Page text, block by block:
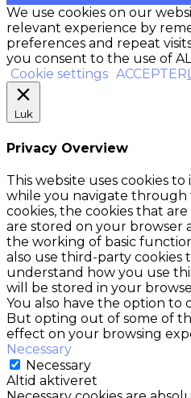
We use cookies on our
relevant experience by
preferences and repeat
you consent to the use of
Cookie settings ACCEPTER
Luk
Privacy Overview
This website uses cookies
while you navigate through
cookies, the cookies that
are stored on your browser
the working of basic
also use third-party cookies
understand how you use
will be stored in your
You also have the option to
But opting out of some of
effect on your browsing
Necessary
Necessary
Altid aktiveret